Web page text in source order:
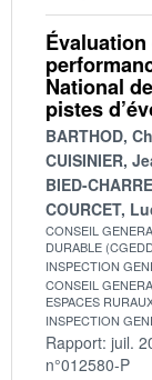
National
pistes
BARTHOD,
CUISINIER,
BIED-
COURCET,
CONSEIL
DURABLE
INSPECTION
CONSEIL
ESPACES
INSPECTION
Rapport: juil.
n°012580-P